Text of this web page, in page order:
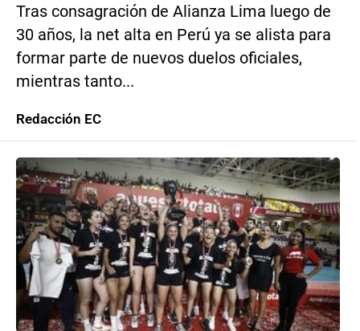
Tras consagración de Alianza Lima luego de
30 años, la net alta en Perú ya se alista para
formar parte de nuevos duelos oficiales,
mientras tanto...
Redacción EC